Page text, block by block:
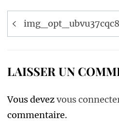
Navigation
de
LAISSER UN
Vous devezvous
commentaire.